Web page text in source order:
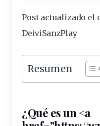
Post actualizado el
DeiviSanzPlay
Resumen
¿Qué es un <a